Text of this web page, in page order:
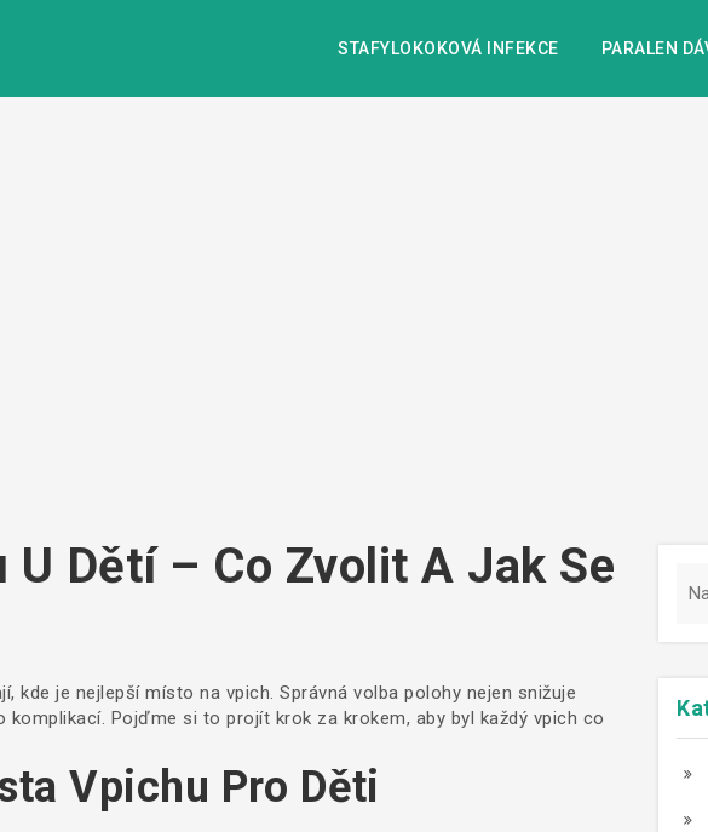
STAFYLOKOKOVÁ INFEKCE PARALEN
Dětí – Co Zvolit A Jak Se
kde je nejlepší místo na vpich. Správná volba polohy nejen snižuje
Pojďme si to projít krok za krokem, aby byl každý vpich co
Vpichu Pro Děti